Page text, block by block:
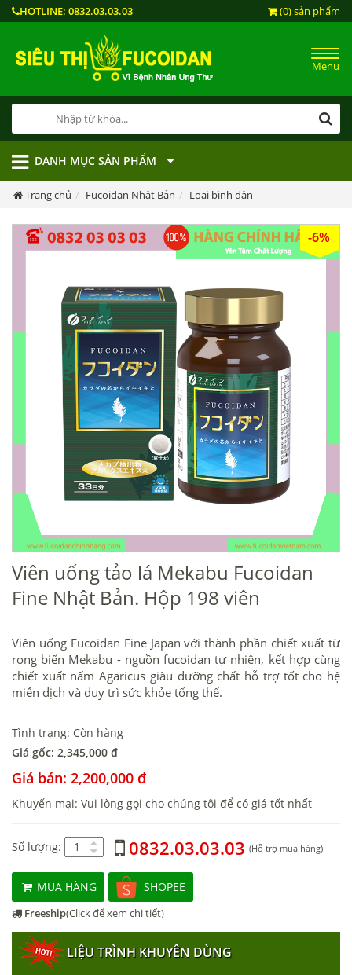
HOTLINE: 0832.03.03.03 (0) sản phẩm
Menu
DANH MỤC SẢN PHẨM
Trang chủ Fucoidan Nhật Bản Loại bình dân
-6%
Viên uống tảo lá Mekabu Fucoidan
Fine Nhật Bản. Hộp 198 viên
Viên uống Fucoidan Fine Japan với thành phần chiết xuất từ
rong biển Mekabu - nguồn fucoidan tự nhiên, kết hợp cùng
chiết xuất nấm Agaricus giàu dưỡng chất hỗ trợ tốt cho hệ
miễn dịch và duy trì sức khỏe tổng thể.
Tình trạng: Còn hàng
Giá gốc: 2,345,000 đ
Giá bán: 2,200,000 đ
Khuyến mại: Vui lòng gọi cho chúng tôi để có giá tốt nhất
Số lượng: 0832.03.03.03 (Hỗ trợ mua hàng)
MUA HÀNG SHOPEE
Freeship(Click để xem chi tiết)
LIỆU TRÌNH KHUYÊN DÙNG